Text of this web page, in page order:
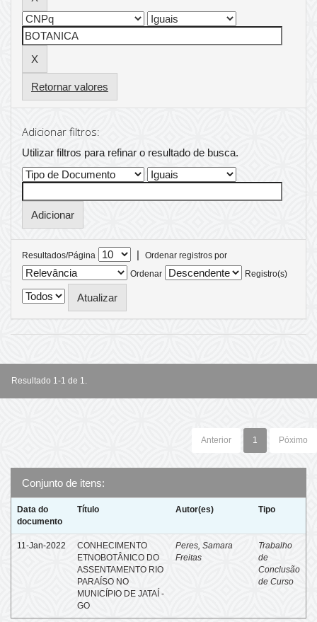
Retornar valores
Adicionar filtros:
Utilizar filtros para refinar o resultado de busca.
Resultados/Página |
Ordenar registros por
Ordenar
Registro(s)
Resultado 1-1 de 1.
Anterior 1 Póximo
Conjunto de itens:
Data do
documento
Título Autor(es) Tipo
11-Jan-2022
CONHECIMENTO
ETNOBOTÂNICO DO
ASSENTAMENTO RIO
PARAÍSO NO
MUNICÍPIO DE JATAÍ -
GO
Peres, Samara
Freitas
Trabalho
de
Conclusão
de Curso